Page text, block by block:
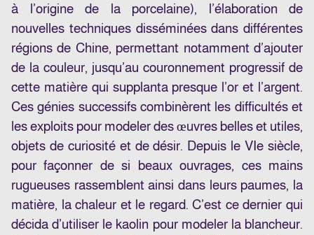
à l’origine de la porcelaine), l’élaboration de
nouvelles techniques disséminées dans différentes
régions de Chine, permettant notamment d’ajouter
de la couleur, jusqu’au couronnement progressif de
cette matière qui supplanta presque l’or et l’argent.
Ces génies successifs combinèrent les difficultés et
les exploits pour modeler des œuvres belles et utiles,
objets de curiosité et de désir. Depuis le VIe siècle,
pour façonner de si beaux ouvrages, ces mains
rugueuses rassemblent ainsi dans leurs paumes, la
matière, la chaleur et le regard. C’est ce dernier qui
décida d’utiliser le kaolin pour modeler la blancheur.